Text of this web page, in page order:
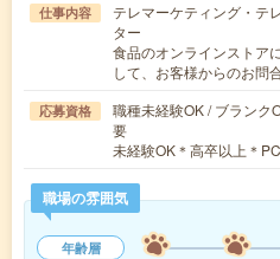
仕事内容
テレマーケティング・テ
ター
食品のオンラインストア
して、お客様からのお
応募資格
職種未経験OK / ブランク
要
未経験OK＊高卒以上＊
職場の雰囲気
年齢層